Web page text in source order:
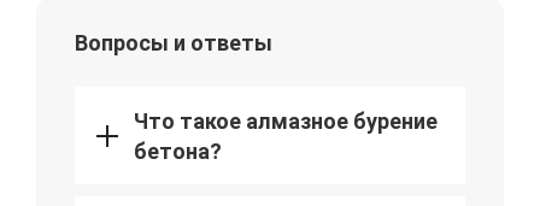
Вопросы и ответы
Что такое алмазное бурение
бетона?